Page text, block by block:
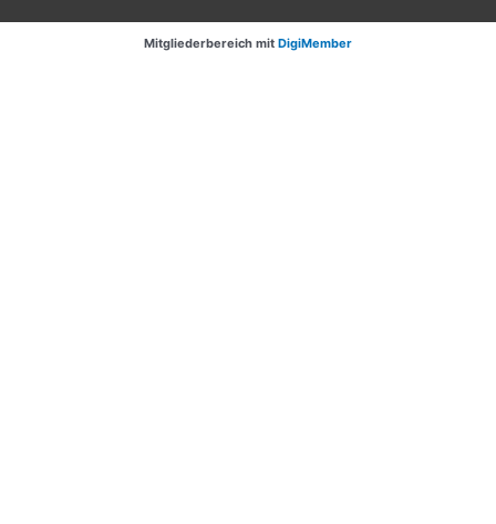
Mitgliederbereich mit DigiMember